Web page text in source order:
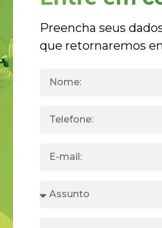
Preencha seus
que retornaremos